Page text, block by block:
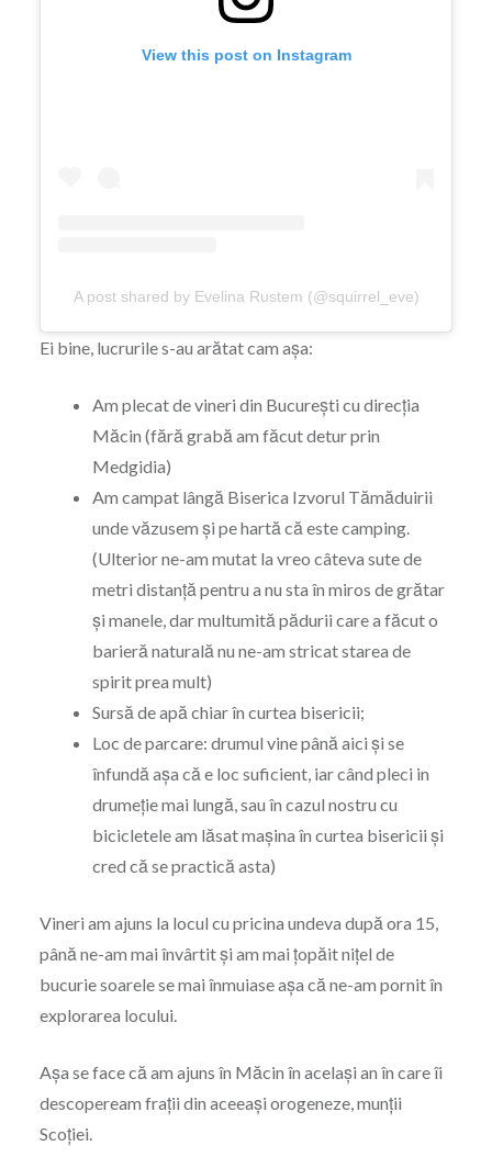
View this post on Instagram
A post shared by Evelina Rustem (@squirrel_eve)
Ei bine, lucrurile s-au arătat cam așa:
Am plecat de vineri din București cu direcția
Măcin (fără grabă am făcut detur prin
Medgidia)
Am campat lângă Biserica Izvorul Tămăduirii
unde văzusem și pe hartă că este camping.
(Ulterior ne-am mutat la vreo câteva sute de
metri distanță pentru a nu sta în miros de grătar
și manele, dar multumită pădurii care a făcut o
barieră naturală nu ne-am stricat starea de
spirit prea mult)
Sursă de apă chiar în curtea bisericii;
Loc de parcare: drumul vine până aici și se
înfundă așa că e loc suficient, iar când pleci in
drumeție mai lungă, sau în cazul nostru cu
bicicletele am lăsat mașina în curtea bisericii și
cred că se practică asta)
Vineri am ajuns la locul cu pricina undeva după ora 15,
până ne-am mai învârtit și am mai țopăit nițel de
bucurie soarele se mai înmuiase așa că ne-am pornit în
explorarea locului.
Așa se face că am ajuns în Măcin în același an în care îi
descopeream frații din aceeași orogeneze, munții
Scoției.